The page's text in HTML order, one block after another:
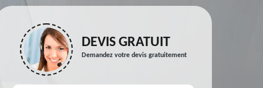
DEVIS GRATUIT
Demandez votre devis gratuitement